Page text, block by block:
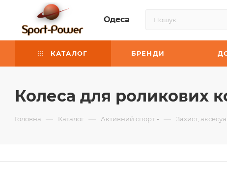
Одеса
КАТАЛОГ БРЕНДИ
Колеса для роликових
Головна — Каталог — Активний спорт — Захист,